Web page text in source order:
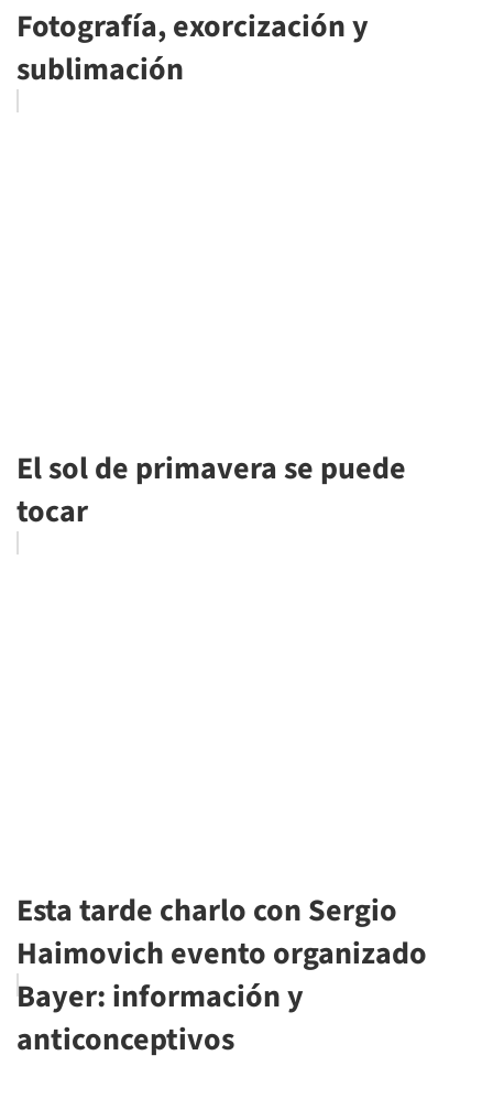
Fotografía, exorcización y
sublimación
El sol de primavera se puede
tocar
Esta tarde charlo con Sergio
Haimovich evento organizado
Bayer: información y
anticonceptivos